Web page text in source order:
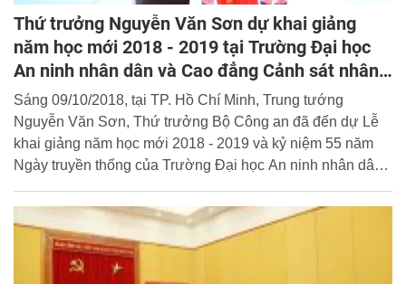
Thứ trưởng Nguyễn Văn Sơn dự khai giảng
năm học mới 2018 - 2019 tại Trường Đại học
An ninh nhân dân và Cao đẳng Cảnh sát nhân
dân II
Sáng 09/10/2018, tại TP. Hồ Chí Minh, Trung tướng
Nguyễn Văn Sơn, Thứ trưởng Bộ Công an đã đến dự Lễ
khai giảng năm học mới 2018 - 2019 và kỷ niệm 55 năm
Ngày truyền thống của Trường Đại học An ninh nhân dân